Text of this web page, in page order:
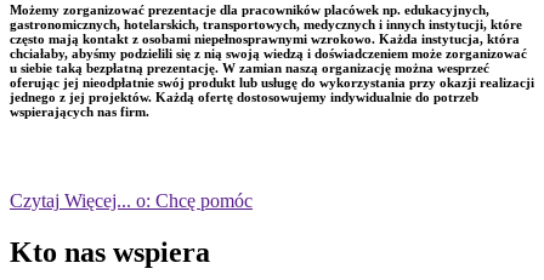
Możemy zorganizować prezentacje dla pracowników placówek np. edukacyjnych,
gastronomicznych, hotelarskich, transportowych, medycznych i innych instytucji, które
często mają kontakt z osobami niepełnosprawnymi wzrokowo. Każda instytucja, która
chciałaby, abyśmy podzielili się z nią swoją wiedzą i doświadczeniem może zorganizować
u siebie taką bezpłatną prezentację. W zamian naszą organizację można wesprzeć
oferując jej nieodpłatnie swój produkt lub usługę do wykorzystania przy okazji realizacji
jednego z jej projektów. Każdą ofertę dostosowujemy indywidualnie do potrzeb
wspierających nas firm.
Czytaj Więcej... o: Chcę pomóc
Kto nas wspiera